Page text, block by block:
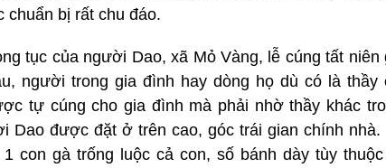
chuẩn bị rất chu đáo.
tục của người Dao, xã Mỏ Vàng, lễ cúng tất
người trong gia đình hay dòng họ dù có là
tự cúng cho gia đình mà phải nhờ thầy khác
Dao được đặt ở trên cao, góc trái gian chính
1 con gà trống luộc cả con, số bánh dày tùy